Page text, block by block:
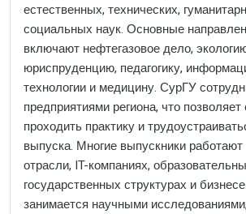
естественных, технических,
социальных наук. Основные
включают нефтегазовое дело,
юриспруденцию, педагогику,
технологии и медицину. СурГУ
предприятиями региона, что
проходить практику и
выпуска. Многие выпускники
отрасли, IT-компаниях,
государственных структурах и
занимается научными